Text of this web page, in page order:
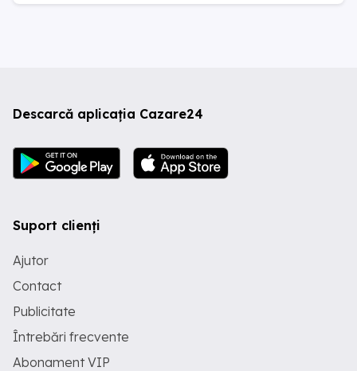
Descarcă aplicația Cazare24
Suport clienți
Ajutor
Contact
Publicitate
Întrebări frecvente
Abonament VIP